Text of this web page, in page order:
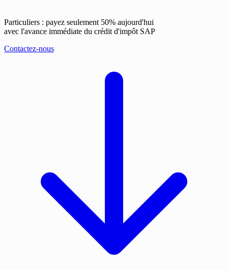
Particuliers : payez seulement 50% aujourd'hui
avec l'avance immédiate du crédit d'impôt SAP
Contactez-nous